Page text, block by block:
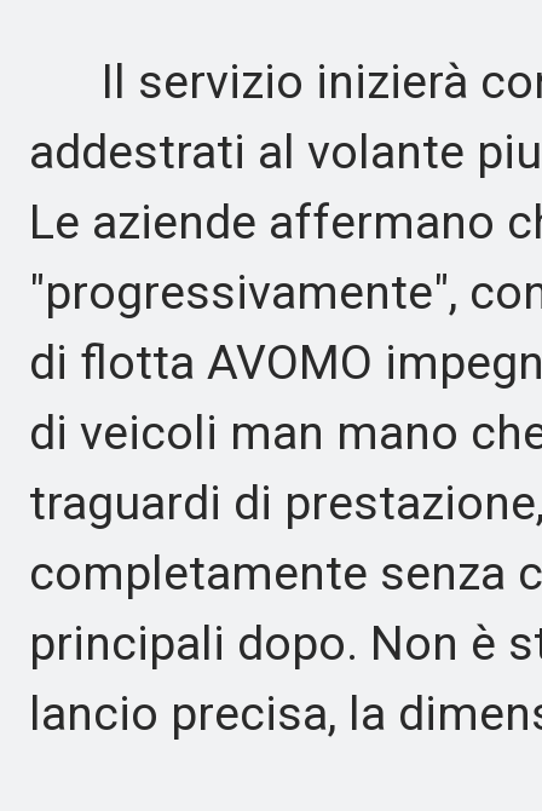
Il servizio inizierà
addestrati al volante
Le aziende affermano
"progressivamente",
di flotta AVOMO
di veicoli man mano
traguardi di
completamente senza
principali dopo. Non è
lancio precisa, la